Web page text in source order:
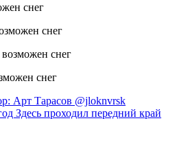
снег
снег
снег
снег
Арт Тарасов @jloknvrsk
Здесь проходил передний край